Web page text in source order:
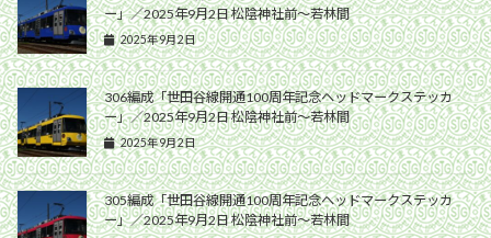
ー」／2025年9月2日 松陰神社前〜若林間
2025年9月2日
306編成「世田谷線開通100周年記念ヘッドマークステッカ
ー」／2025年9月2日 松陰神社前〜若林間
2025年9月2日
305編成「世田谷線開通100周年記念ヘッドマークステッカ
ー」／2025年9月2日 松陰神社前〜若林間